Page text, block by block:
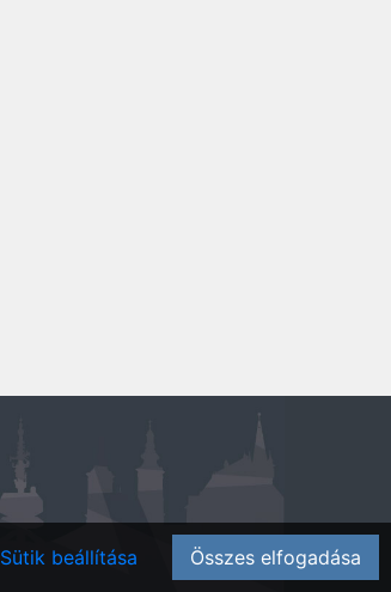
Sütik beállítása Összes elfogadása